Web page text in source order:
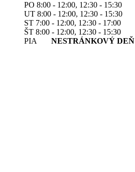
PO 8:00 - 12:00, 12:30 - 15:30
UT 8:00 - 12:00, 12:30 - 15:30
ST 7:00 - 12:00, 12:30 - 17:00
ŠT 8:00 - 12:00, 12:30 - 15:30
PIA NESTRÁNKOVÝ DEŇ